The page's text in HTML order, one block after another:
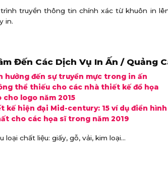
truyền thông tin chính xác từ khuôn in
in.
Đến Các Dịch Vụ In Ấn / Quảng
hưởng đến sự truyền mực trong in ấn
thể thiếu cho các nhà thiết kế đồ họa
logo năm 2015
kế hiện đại Mid-century: 15 ví dụ điển hình
cho các họa sĩ trong năm 2019
loại chất liệu: giấy, gỗ, vải, kim loại…